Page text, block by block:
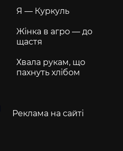
Я — Куркуль
Жінка в агро — до
щастя
Хвала рукам, що
пахнуть хлібом
Реклама на сайті